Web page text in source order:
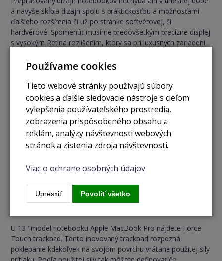
a navyše skĺbia dizajn spolu s praktickosťou a možnosťami
ďalšieho rozšírenia či už po stránke softvérovej, či
hardvérové. Spomenúť musíme predovšetkým precízne displej
s vysokým Retina rozlíšením, ktorý sa pri luxusných zariadení
U 13 "model notebooku Apple MacBook Pro nájdete Force
Touch trackpad. Tento inovovaný trackpad rozpozná
poklepanie kdekoľvek na svojom povrchu vrátane použitej sily
Používame cookies
Tieto webové stránky používajú súbory
cookies a ďalšie sledovacie nástroje s cieľom
vylepšenia používateľského prostredia,
zobrazenia prispôsobeného obsahu a
reklám, analýzy návštevnosti webových
stránok a zistenia zdroja návštevnosti.
Viac o ochrane osobných údajov
Upresniť Povoliť všetko